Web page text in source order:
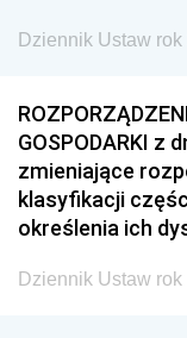
Dziennik Ustaw
GOSPODARKI z
zmieniające
klasyfikacji
określenia ich
Dziennik Ustaw